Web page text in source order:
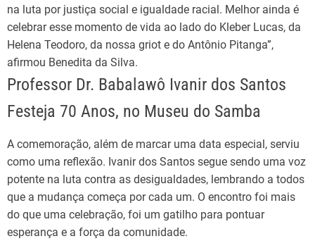
na luta por justiça social e igualdade racial. Melhor ainda é
celebrar esse momento de vida ao lado do Kleber Lucas, da
Helena Teodoro, da nossa griot e do Antônio Pitanga”,
afirmou Benedita da Silva.
Professor Dr. Babalawô Ivanir dos Santos
Festeja 70 Anos, no Museu do Samba
A comemoração, além de marcar uma data especial, serviu
como uma reflexão. Ivanir dos Santos segue sendo uma voz
potente na luta contra as desigualdades, lembrando a todos
que a mudança começa por cada um. O encontro foi mais
do que uma celebração, foi um gatilho para pontuar
esperança e a força da comunidade.